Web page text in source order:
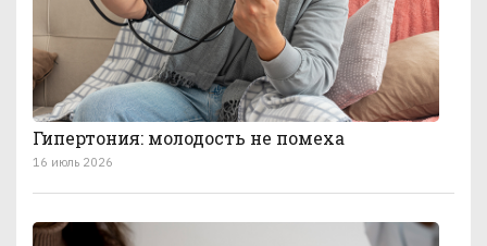
Гипертония: молодость не помеха
16 июль 2026